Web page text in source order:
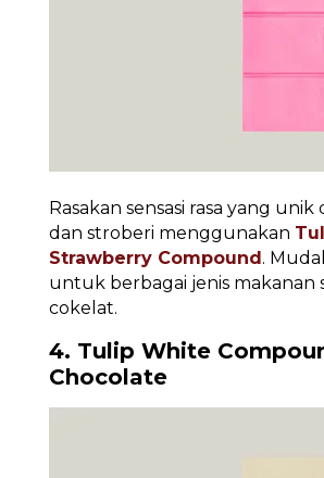
Rasakan sensasi rasa yang
dan stroberi menggunakan
Strawberry Compound.
untuk berbagai jenis makanan
cokelat.
4. Tulip White
Chocolate